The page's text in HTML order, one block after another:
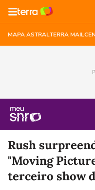
MAPA ASTRALTERRA MAIL
Rush
"Moving
terceiro show